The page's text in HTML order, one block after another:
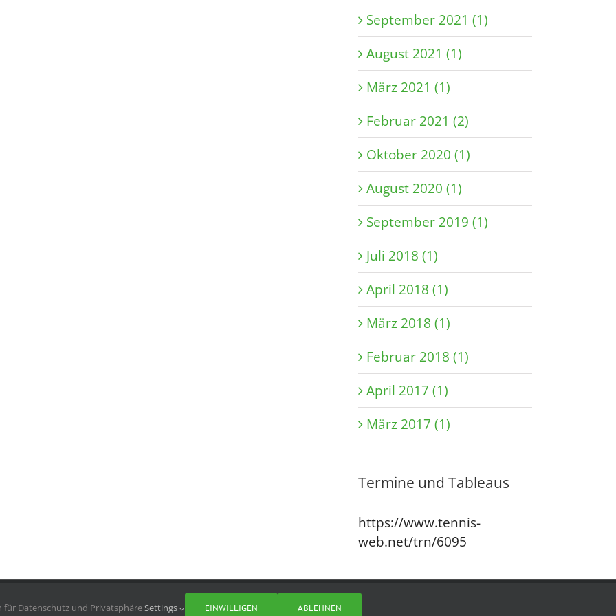
September 2021 (1)
August 2021 (1)
März 2021 (1)
Februar 2021 (2)
Oktober 2020 (1)
August 2020 (1)
September 2019 (1)
Juli 2018 (1)
April 2018 (1)
März 2018 (1)
Februar 2018 (1)
April 2017 (1)
März 2017 (1)
Termine und Tableaus
https://www.tennis-
web.net/trn/6095
für Datenschutz und PrivatsphäreSettings EINWILLIGEN ABLEHNEN